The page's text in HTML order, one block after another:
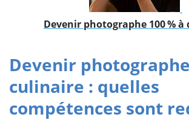
Devenir photographe 100 % à
Devenir photographe
culinaire : quelles
compétences sont